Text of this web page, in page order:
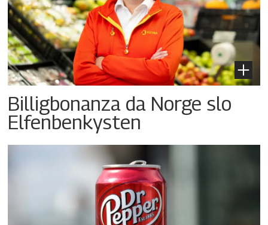
Billigbonanza da Norge slo
Elfenbenkysten